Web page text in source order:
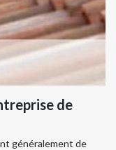
de
généralement de